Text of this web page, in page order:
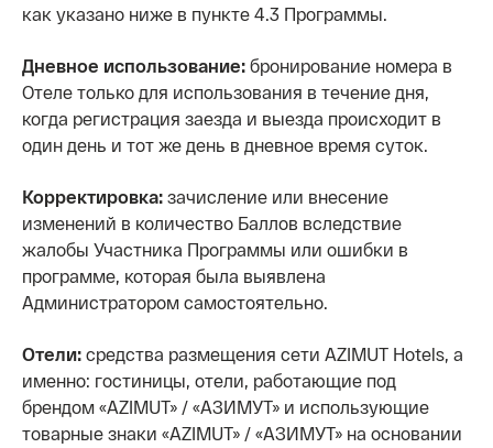
как указано ниже в пункте 4.3 Программы.
Дневное использование: бронирование номера в
Отеле только для использования в течение дня,
когда регистрация заезда и выезда происходит в
один день и тот же день в дневное время суток.
Корректировка: зачисление или внесение
изменений в количество Баллов вследствие
жалобы Участника Программы или ошибки в
программе, которая была выявлена
Администратором самостоятельно.
Отели: средства размещения сети AZIMUT Hotels, а
именно: гостиницы, отели, работающие под
брендом «AZIMUT» / «АЗИМУТ» и использующие
товарные знаки «AZIMUT» / «АЗИМУТ» на основании